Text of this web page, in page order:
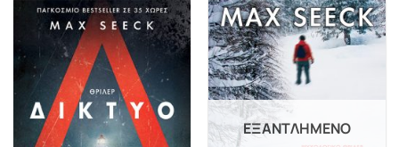
ΕΞΑΝΤΛΗΜΈΝΟ